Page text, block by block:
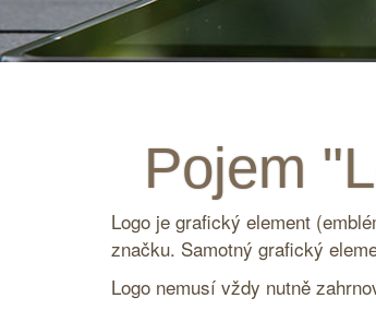
Pojem
Logo je grafický element
značku. Samotný grafický
Logo nemusí vždy nutně